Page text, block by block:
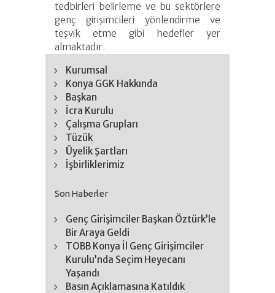
tedbirleri belirleme ve bu sektörlere
genç girişimcileri yönlendirme ve
teşvik etme gibi hedefler yer
almaktadır.
Kurumsal
Konya GGK Hakkında
Başkan
İcra Kurulu
Çalışma Grupları
Tüzük
Üyelik Şartları
İşbirliklerimiz
Son Haberler
Genç Girişimciler Başkan Öztürk’le
Bir Araya Geldi
TOBB Konya İl Genç Girişimciler
Kurulu’nda Seçim Heyecanı
Yaşandı
Basın Açıklamasına Katıldık